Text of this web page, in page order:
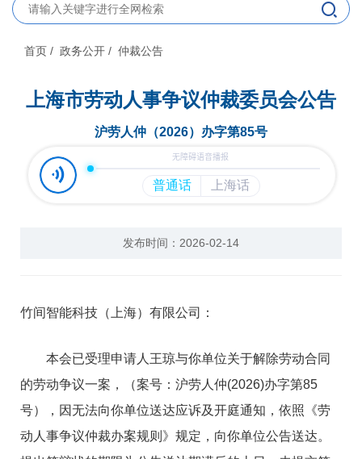
首页 / 政务公开 / 仲裁公告
上海市劳动人事争议仲裁委员会公告
沪劳人仲（2026）办字第85号
发布时间：2026-02-14
竹间智能科技（上海）有限公司：
本会已受理申请人王琼与你单位关于解除劳动合同
的劳动争议一案，（案号：沪劳人仲(2026)办字第85
号），因无法向你单位送达应诉及开庭通知，依照《劳
动人事争议仲裁办案规则》规定，向你单位公告送达。